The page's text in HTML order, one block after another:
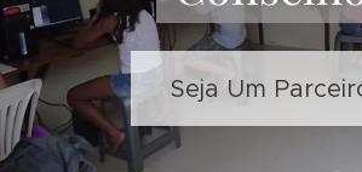
Seja Um